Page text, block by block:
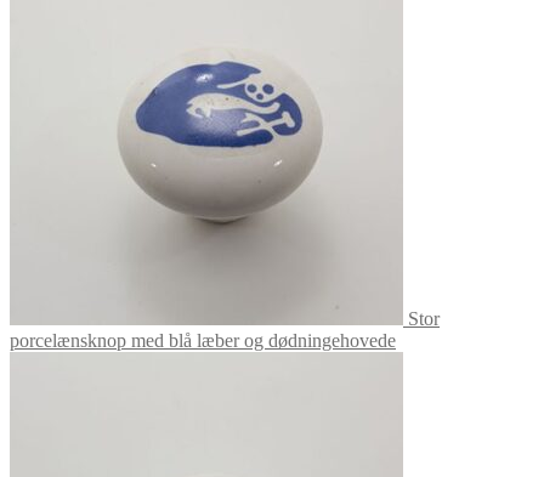
Stor
porcelænsknop med blå læber og dødningehovede